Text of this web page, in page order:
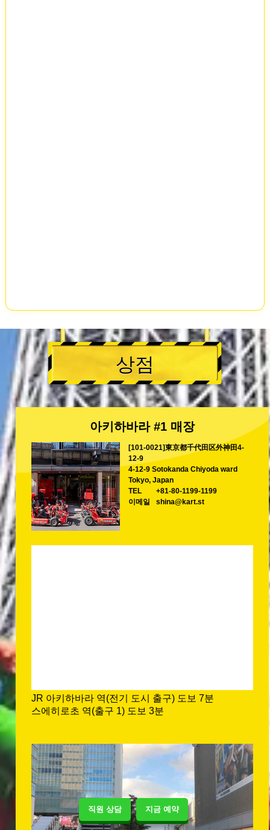
직원 상담 지금 예약
상점
아키하바라 #1 매장
[101-0021]東京都千代田区外神田4-
12-9
4-12-9 Sotokanda Chiyoda ward
Tokyo, Japan
TEL
+81-80-1199-1199
이메일
shina@kart.st
JR 아키하바라 역(전기 도시 출구) 도보 7분
스에히로초 역(출구 1) 도보 3분